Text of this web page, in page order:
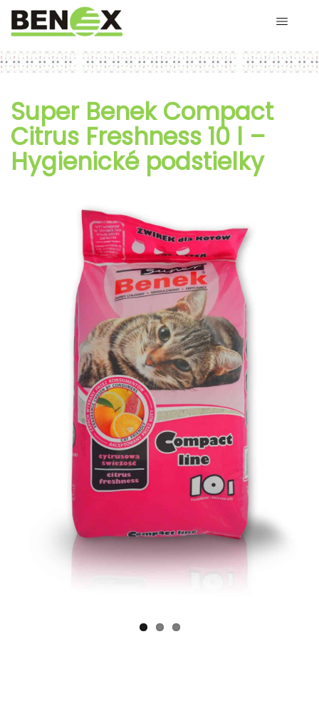
Super Benek Compact
Citrus Freshness 10 l –
Hygienické podstielky